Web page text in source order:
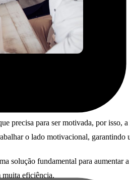
precisa para ser motivada, por
o lado motivacional, garantindo
solução fundamental para
muita eficiência.